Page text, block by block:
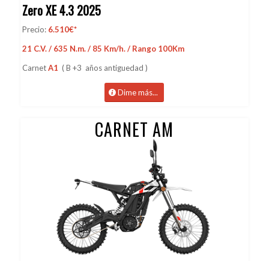
Zero XE 4.3 2025
Precio: 6.510€*
21 C.V. / 635 N.m. / 85 Km/h. / Rango 100Km
CarnetA1 ( B +3 años antiguedad )
Dime más...
CARNET AM